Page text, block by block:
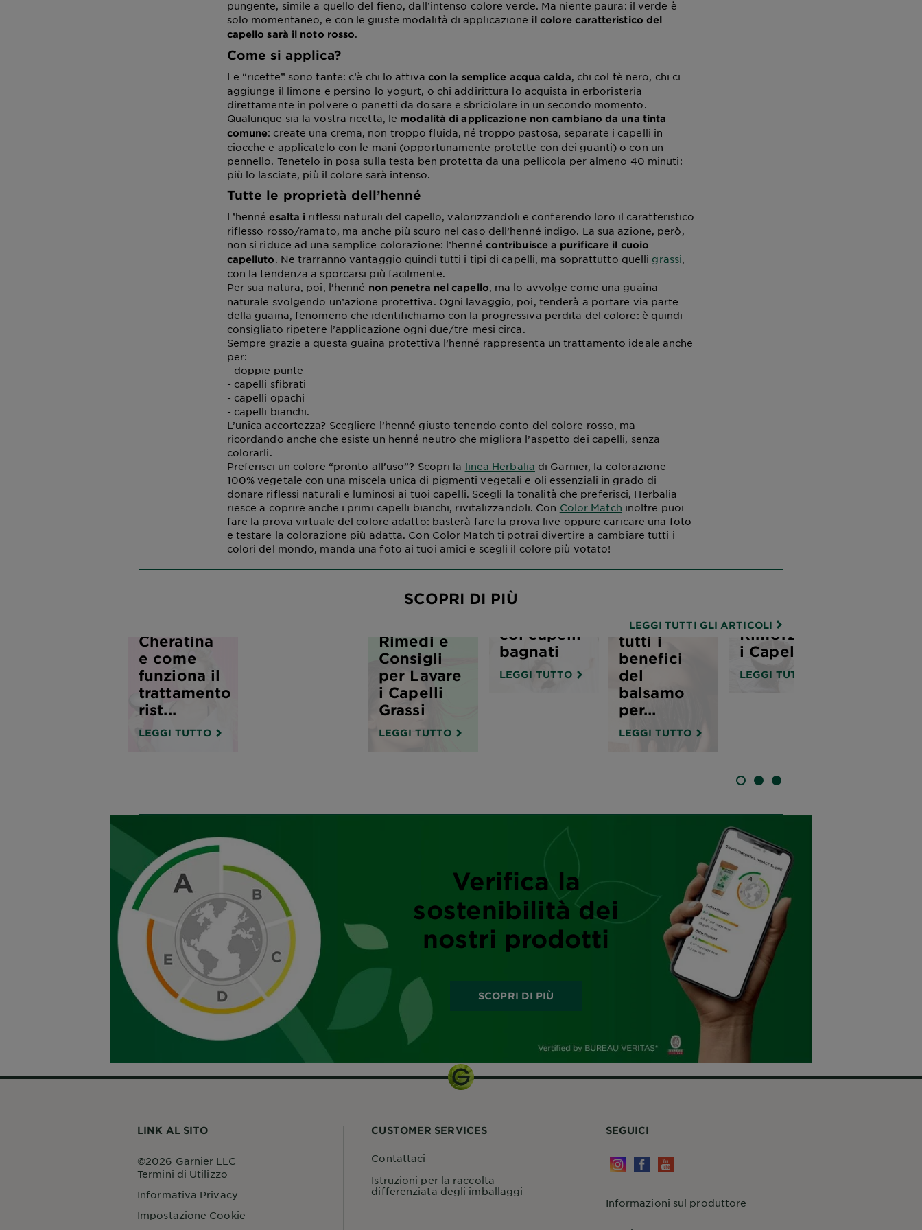
pungente, simile a quello del fieno, dall’intenso colore verde. Ma niente paura: il verde è
solo momentaneo, e con le giuste modalità di applicazione il colore caratteristico del
capello sarà il noto rosso.
Come si applica?
Le “ricette” sono tante: c’è chi lo attiva con la semplice acqua calda, chi col tè nero, chi ci
aggiunge il limone e persino lo yogurt, o chi addirittura lo acquista in erboristeria
direttamente in polvere o panetti da dosare e sbriciolare in un secondo momento.
Qualunque sia la vostra ricetta, le modalità di applicazione non cambiano da una tinta
comune: create una crema, non troppo fluida, né troppo pastosa, separate i capelli in
ciocche e applicatelo con le mani (opportunamente protette con dei guanti) o con un
pennello. Tenetelo in posa sulla testa ben protetta da una pellicola per almeno 40 minuti:
più lo lasciate, più il colore sarà intenso.
Tutte le proprietà dell’henné
L’hennéesalta i riflessi naturali del capello, valorizzandoli e conferendo loro il caratteristico
riflesso rosso/ramato, ma anche più scuro nel caso dell’henné indigo. La sua azione, però,
non si riduce ad una semplice colorazione: l’henné contribuisce a purificare il cuoio
capelluto. Ne trarranno vantaggio quindi tutti i tipi di capelli, ma soprattutto quelli grassi,
con la tendenza a sporcarsi più facilmente.
Per sua natura, poi, l’henné non penetra nel capello, ma lo avvolge come una guaina
naturale svolgendo un’azione protettiva. Ogni lavaggio, poi, tenderà a portare via parte
della guaina, fenomeno che identifichiamo con la progressiva perdita del colore: è quindi
consigliato ripetere l’applicazione ogni due/tre mesi circa.
Sempre grazie a questa guaina protettiva l’henné rappresenta un trattamento ideale anche
per:
- doppie punte
- capelli sfibrati
- capelli opachi
- capelli bianchi.
L’unica accortezza? Scegliere l’henné giusto tenendo conto del colore rosso, ma
ricordando anche che esiste un henné neutro che migliora l’aspetto dei capelli, senza
colorarli.
Preferisci un colore “pronto all’uso”? Scopri la linea Herbalia di Garnier, la colorazione
100% vegetale con una miscela unica di pigmenti vegetali e oli essenziali in grado di
donare riflessi naturali e luminosi ai tuoi capelli. Scegli la tonalità che preferisci, Herbalia
riesce a coprire anche i primi capelli bianchi, rivitalizzandoli. Con Color Match inoltre puoi
fare la prova virtuale del colore adatto: basterà fare la prova live oppure caricare una foto
e testare la colorazione più adatta. Con Color Match ti potrai divertire a cambiare tutti i
colori del mondo, manda una foto ai tuoi amici e scegli il colore più votato!
SCOPRI DI PIÙ
LEGGI TUTTI GLI ARTICOLI
Cheratina
e come
funziona il
trattamento
rist...
LEGGI TUTTO
Rimedi e
Consigli
per Lavare
i Capelli
Grassi
LEGGI TUTTO
Styling
“notturno":
per
coi capelli
bagnati
LEGGI TUTTO
per trarre
tutti i
benefici
del
balsamo
per...
LEGGI TUTTO
Acqua di
Rinforzare
i Capelli
LEGGI TUTTO
SLIDE 1
SLIDE 2SLIDE 3
Verifica la
sostenibilità dei
nostri prodotti
SCOPRI DI PIÙ
LINK AL SITO
Termini di Utilizzo
Informativa Privacy
Impostazione Cookie
©2026 Garnier LLC
CUSTOMER SERVICES
Contattaci
Istruzioni per la raccolta
differenziata degli imballaggi
SEGUICI
Informazioni sul produttore